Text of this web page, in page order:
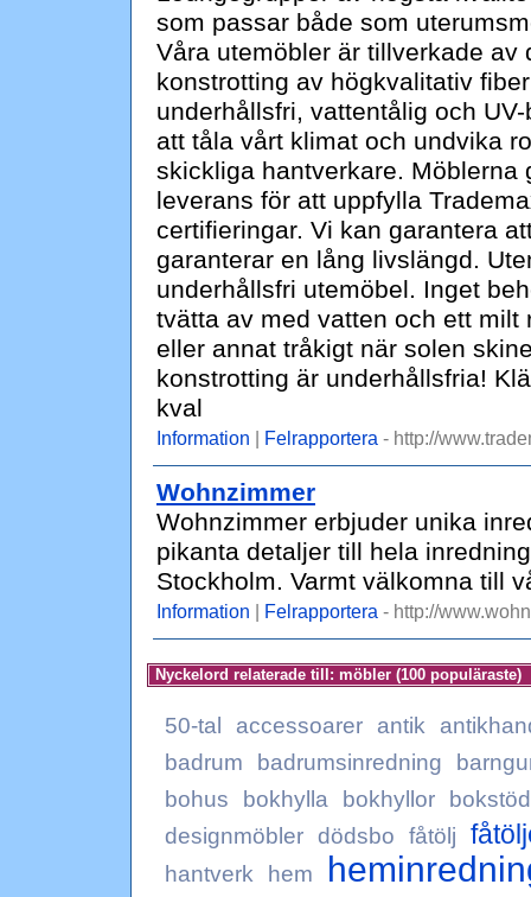
som passar både som
Våra utemöbler är tillverkade
konstrotting av högkvalitativ
underhållsfri, vattentålig och
att tåla vårt klimat och undvika
skickliga hantverkare. Möblerna
leverans för att uppfylla
certifieringar. Vi kan garantera
garanterar en lång livslängd.
underhållsfri utemöbel. Inget
tvätta av med vatten och ett
eller annat tråkigt när solen
konstrotting är underhållsfria!
kval
Information | Felrapportera - http://
Wohnzimmer
Wohnzimmer erbjuder unika
pikanta detaljer till hela
Stockholm. Varmt välkomna till
Information | Felrapportera - http://
Nyckelord relaterade till: möbler (100 populäraste)
50-tal accessoarer antik
badrum
badrumsinredning
bohus
bokhylla bokhyllor
bokstöd
designmöbler dödsbo fåtölj
hantverk hem